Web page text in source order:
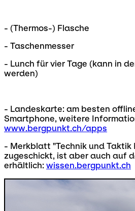
- (Thermos-) Flasche
- Taschenmesser
- Lunch für vier Tage (kann in
werden)
- Landeskarte: am besten
Smartphone, weitere
www.bergpunkt.ch/apps
- Merkblatt "Technik und Taktik
zugeschickt, ist aber auch auf
erhältlich: wissen.bergpunkt.ch